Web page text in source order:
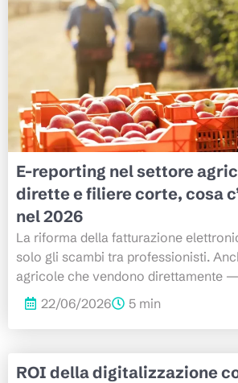
E-reporting nel settore
dirette e filiere corte, cosa
nel 2026
La riforma della fatturazione
solo gli scambi tra professionisti.
agricole che vendono direttamente —
22/06/2026
5 min
ROI della digitalizzazione